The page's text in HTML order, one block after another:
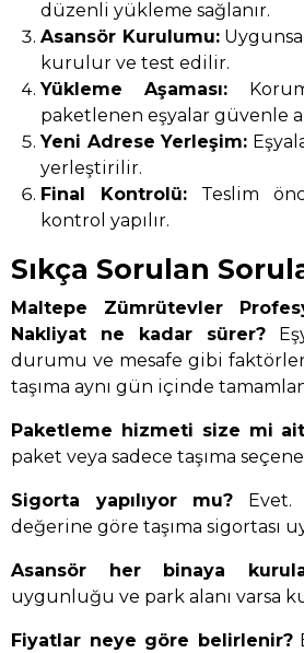
düzenli yükleme sağlanır.
Asansör Kurulumu:Uygunsa
kurulur ve test edilir.
Yükleme Aşaması:
paketlenen eşyalar güvenle
Yeni Adrese Yerleşim:
yerleştirilir.
Final Kontrolü: Teslim
kontrol yapılır.
Sıkça Sorulan
Maltepe Zümrütevler
Nakliyat ne kadar sürer?
durumu ve mesafe gibi
taşıma aynı gün içinde
Paketleme hizmeti size mi
paket veya sadece taşıma
Sigorta yapılıyor mu? Evet.
değerine göre taşıma sigortası
Asansör her binaya
uygunluğu ve park alanı varsa
Fiyatlar neye göre belirlenir?